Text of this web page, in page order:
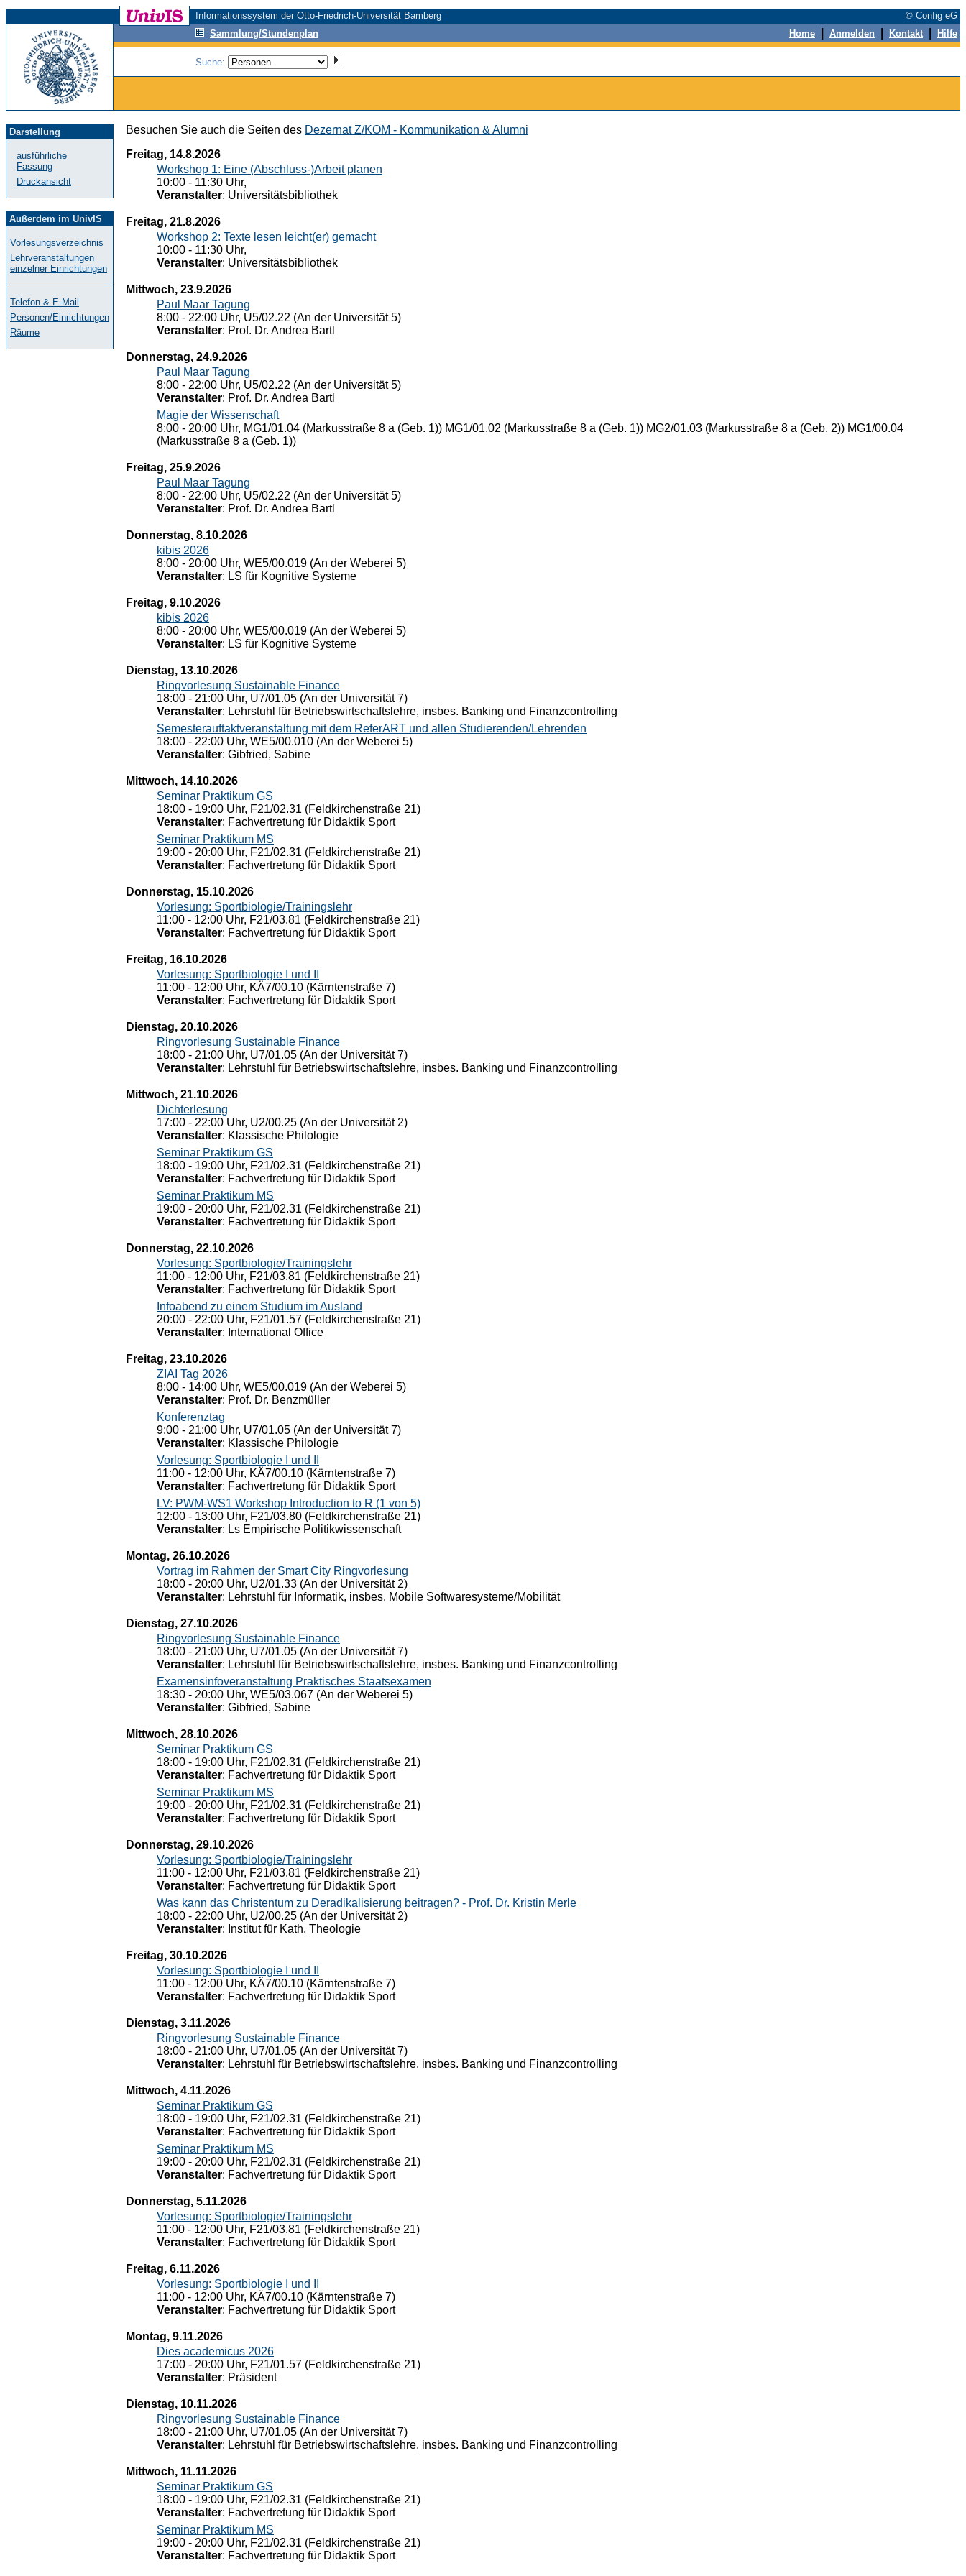
Informationssystem der Otto-Friedrich-Universität Bamberg
© Config eG
Sammlung/Stundenplan
Home Anmelden Kontakt Hilfe
Suche:
Darstellung
ausführliche
Fassung
Druckansicht
Außerdem im UnivIS
Vorlesungsverzeichnis
Lehrveranstaltungen
einzelner Einrichtungen
Telefon & E-Mail
Personen/Einrichtungen
Räume
Besuchen Sie auch die Seiten des Dezernat Z/KOM - Kommunikation & Alumni
Freitag, 14.8.2026
Workshop 1: Eine (Abschluss-)Arbeit planen
10:00 - 11:30 Uhr,
Veranstalter: Universitätsbibliothek
Freitag, 21.8.2026
Workshop 2: Texte lesen leicht(er) gemacht
10:00 - 11:30 Uhr,
Veranstalter: Universitätsbibliothek
Mittwoch, 23.9.2026
Paul Maar Tagung
8:00 - 22:00 Uhr, U5/02.22 (An der Universität 5)
Veranstalter: Prof. Dr. Andrea Bartl
Donnerstag, 24.9.2026
Paul Maar Tagung
8:00 - 22:00 Uhr, U5/02.22 (An der Universität 5)
Veranstalter: Prof. Dr. Andrea Bartl
Magie der Wissenschaft
8:00 - 20:00 Uhr, MG1/01.04 (Markusstraße 8 a (Geb. 1)) MG1/01.02 (Markusstraße 8 a (Geb. 1)) MG2/01.03 (Markusstraße 8 a (Geb. 2)) MG1/00.04
(Markusstraße 8 a (Geb. 1))
Freitag, 25.9.2026
Paul Maar Tagung
8:00 - 22:00 Uhr, U5/02.22 (An der Universität 5)
Veranstalter: Prof. Dr. Andrea Bartl
Donnerstag, 8.10.2026
kibis 2026
8:00 - 20:00 Uhr, WE5/00.019 (An der Weberei 5)
Veranstalter: LS für Kognitive Systeme
Freitag, 9.10.2026
kibis 2026
8:00 - 20:00 Uhr, WE5/00.019 (An der Weberei 5)
Veranstalter: LS für Kognitive Systeme
Dienstag, 13.10.2026
Ringvorlesung Sustainable Finance
18:00 - 21:00 Uhr, U7/01.05 (An der Universität 7)
Veranstalter: Lehrstuhl für Betriebswirtschaftslehre, insbes. Banking und Finanzcontrolling
Semesterauftaktveranstaltung mit dem ReferART und allen Studierenden/Lehrenden
18:00 - 22:00 Uhr, WE5/00.010 (An der Weberei 5)
Veranstalter: Gibfried, Sabine
Mittwoch, 14.10.2026
Seminar Praktikum GS
18:00 - 19:00 Uhr, F21/02.31 (Feldkirchenstraße 21)
Veranstalter: Fachvertretung für Didaktik Sport
Seminar Praktikum MS
19:00 - 20:00 Uhr, F21/02.31 (Feldkirchenstraße 21)
Veranstalter: Fachvertretung für Didaktik Sport
Donnerstag, 15.10.2026
Vorlesung: Sportbiologie/Trainingslehr
11:00 - 12:00 Uhr, F21/03.81 (Feldkirchenstraße 21)
Veranstalter: Fachvertretung für Didaktik Sport
Freitag, 16.10.2026
Vorlesung: Sportbiologie I und II
11:00 - 12:00 Uhr, KÄ7/00.10 (Kärntenstraße 7)
Veranstalter: Fachvertretung für Didaktik Sport
Dienstag, 20.10.2026
Ringvorlesung Sustainable Finance
18:00 - 21:00 Uhr, U7/01.05 (An der Universität 7)
Veranstalter: Lehrstuhl für Betriebswirtschaftslehre, insbes. Banking und Finanzcontrolling
Mittwoch, 21.10.2026
Dichterlesung
17:00 - 22:00 Uhr, U2/00.25 (An der Universität 2)
Veranstalter: Klassische Philologie
Seminar Praktikum GS
18:00 - 19:00 Uhr, F21/02.31 (Feldkirchenstraße 21)
Veranstalter: Fachvertretung für Didaktik Sport
Seminar Praktikum MS
19:00 - 20:00 Uhr, F21/02.31 (Feldkirchenstraße 21)
Veranstalter: Fachvertretung für Didaktik Sport
Donnerstag, 22.10.2026
Vorlesung: Sportbiologie/Trainingslehr
11:00 - 12:00 Uhr, F21/03.81 (Feldkirchenstraße 21)
Veranstalter: Fachvertretung für Didaktik Sport
Infoabend zu einem Studium im Ausland
20:00 - 22:00 Uhr, F21/01.57 (Feldkirchenstraße 21)
Veranstalter: International Office
Freitag, 23.10.2026
ZIAI Tag 2026
8:00 - 14:00 Uhr, WE5/00.019 (An der Weberei 5)
Veranstalter: Prof. Dr. Benzmüller
Konferenztag
9:00 - 21:00 Uhr, U7/01.05 (An der Universität 7)
Veranstalter: Klassische Philologie
Vorlesung: Sportbiologie I und II
11:00 - 12:00 Uhr, KÄ7/00.10 (Kärntenstraße 7)
Veranstalter: Fachvertretung für Didaktik Sport
LV: PWM-WS1 Workshop Introduction to R (1 von 5)
12:00 - 13:00 Uhr, F21/03.80 (Feldkirchenstraße 21)
Veranstalter: Ls Empirische Politikwissenschaft
Montag, 26.10.2026
Vortrag im Rahmen der Smart City Ringvorlesung
18:00 - 20:00 Uhr, U2/01.33 (An der Universität 2)
Veranstalter: Lehrstuhl für Informatik, insbes. Mobile Softwaresysteme/Mobilität
Dienstag, 27.10.2026
Ringvorlesung Sustainable Finance
18:00 - 21:00 Uhr, U7/01.05 (An der Universität 7)
Veranstalter: Lehrstuhl für Betriebswirtschaftslehre, insbes. Banking und Finanzcontrolling
Examensinfoveranstaltung Praktisches Staatsexamen
18:30 - 20:00 Uhr, WE5/03.067 (An der Weberei 5)
Veranstalter: Gibfried, Sabine
Mittwoch, 28.10.2026
Seminar Praktikum GS
18:00 - 19:00 Uhr, F21/02.31 (Feldkirchenstraße 21)
Veranstalter: Fachvertretung für Didaktik Sport
Seminar Praktikum MS
19:00 - 20:00 Uhr, F21/02.31 (Feldkirchenstraße 21)
Veranstalter: Fachvertretung für Didaktik Sport
Donnerstag, 29.10.2026
Vorlesung: Sportbiologie/Trainingslehr
11:00 - 12:00 Uhr, F21/03.81 (Feldkirchenstraße 21)
Veranstalter: Fachvertretung für Didaktik Sport
Was kann das Christentum zu Deradikalisierung beitragen? - Prof. Dr. Kristin Merle
18:00 - 22:00 Uhr, U2/00.25 (An der Universität 2)
Veranstalter: Institut für Kath. Theologie
Freitag, 30.10.2026
Vorlesung: Sportbiologie I und II
11:00 - 12:00 Uhr, KÄ7/00.10 (Kärntenstraße 7)
Veranstalter: Fachvertretung für Didaktik Sport
Dienstag, 3.11.2026
Ringvorlesung Sustainable Finance
18:00 - 21:00 Uhr, U7/01.05 (An der Universität 7)
Veranstalter: Lehrstuhl für Betriebswirtschaftslehre, insbes. Banking und Finanzcontrolling
Mittwoch, 4.11.2026
Seminar Praktikum GS
18:00 - 19:00 Uhr, F21/02.31 (Feldkirchenstraße 21)
Veranstalter: Fachvertretung für Didaktik Sport
Seminar Praktikum MS
19:00 - 20:00 Uhr, F21/02.31 (Feldkirchenstraße 21)
Veranstalter: Fachvertretung für Didaktik Sport
Donnerstag, 5.11.2026
Vorlesung: Sportbiologie/Trainingslehr
11:00 - 12:00 Uhr, F21/03.81 (Feldkirchenstraße 21)
Veranstalter: Fachvertretung für Didaktik Sport
Freitag, 6.11.2026
Vorlesung: Sportbiologie I und II
11:00 - 12:00 Uhr, KÄ7/00.10 (Kärntenstraße 7)
Veranstalter: Fachvertretung für Didaktik Sport
Montag, 9.11.2026
Dies academicus 2026
17:00 - 20:00 Uhr, F21/01.57 (Feldkirchenstraße 21)
Veranstalter: Präsident
Dienstag, 10.11.2026
Ringvorlesung Sustainable Finance
18:00 - 21:00 Uhr, U7/01.05 (An der Universität 7)
Veranstalter: Lehrstuhl für Betriebswirtschaftslehre, insbes. Banking und Finanzcontrolling
Mittwoch, 11.11.2026
Seminar Praktikum GS
18:00 - 19:00 Uhr, F21/02.31 (Feldkirchenstraße 21)
Veranstalter: Fachvertretung für Didaktik Sport
Seminar Praktikum MS
19:00 - 20:00 Uhr, F21/02.31 (Feldkirchenstraße 21)
Veranstalter: Fachvertretung für Didaktik Sport